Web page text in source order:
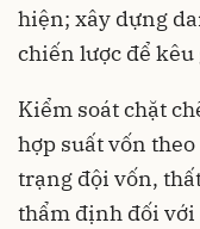
hiện; xây dựng
chiến lược để kêu
Kiểm soát chặt
hợp suất vốn
trạng đội vốn,
thẩm định đối với